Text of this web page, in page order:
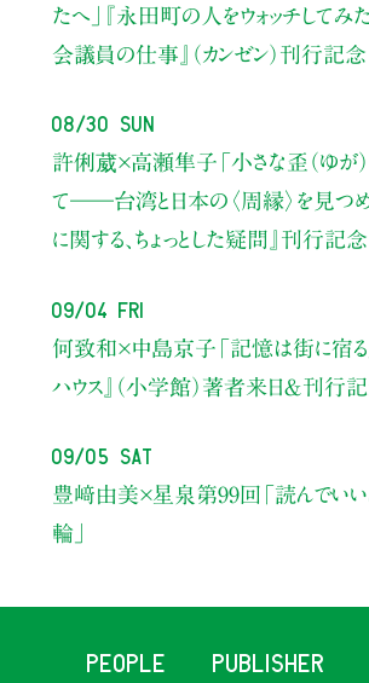
たへ」
『永田町の人をウォッチしてみた
会議員の仕事』（カンゼン）刊行記念
08/30 Sun
許俐葳×高瀬隼子 「小さな歪（ゆ
て――台湾と日本の〈周縁〉を見つめ
に関する、ちょっとした疑問』刊行記念
09/04 Fri
何致和×中島京子 「記憶は街に宿る」
ハウス』（小学館）著者来日＆刊行
09/05 Sat
豊﨑由美×星泉 第99回「読んでいい
輪」
PEOPLE PUBLISHER